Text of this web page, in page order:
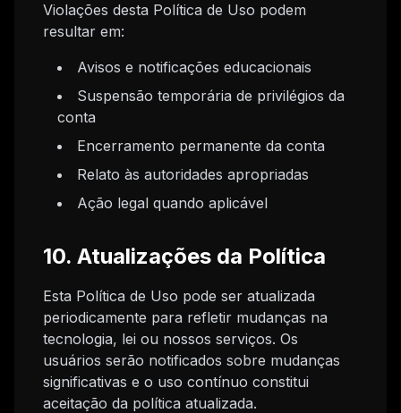
Violações desta Política de Uso podem
resultar em:
Avisos e notificações educacionais
Suspensão temporária de privilégios da
conta
Encerramento permanente da conta
Relato às autoridades apropriadas
Ação legal quando aplicável
10. Atualizações da Política
Esta Política de Uso pode ser atualizada
periodicamente para refletir mudanças na
tecnologia, lei ou nossos serviços. Os
usuários serão notificados sobre mudanças
significativas e o uso contínuo constitui
aceitação da política atualizada.